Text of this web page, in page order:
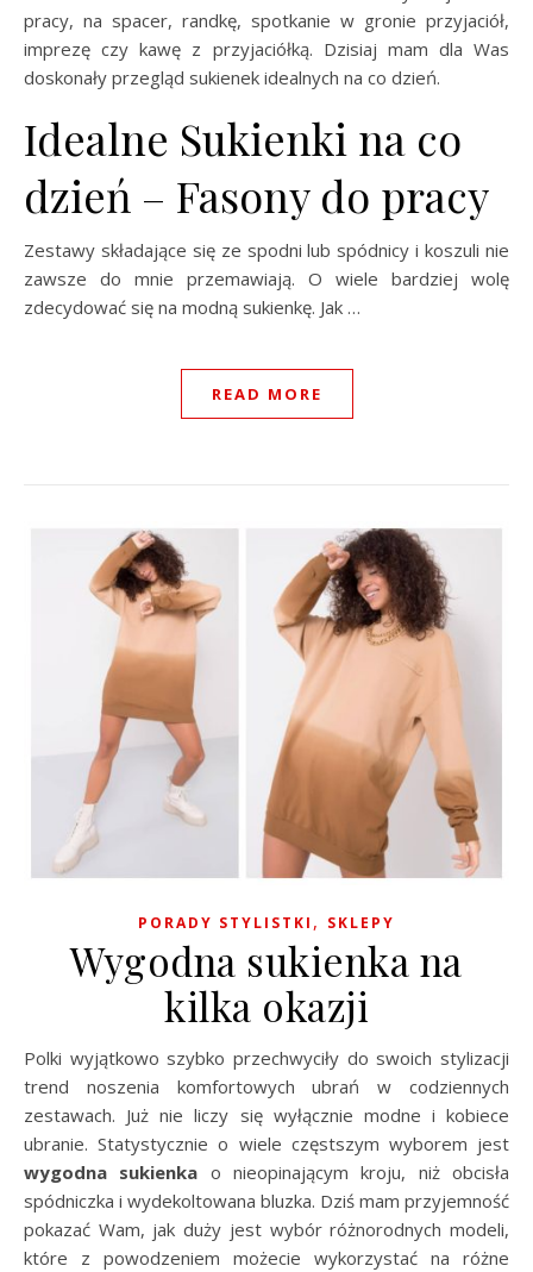
pracy, na spacer, randkę, spotkanie w gronie przyjaciół,
imprezę czy kawę z przyjaciółką. Dzisiaj mam dla Was
doskonały przegląd sukienek idealnych na co dzień.
Idealne Sukienki na co
dzień – Fasony do pracy
Zestawy składające się ze spodni lub spódnicy i koszuli nie
zawsze do mnie przemawiają. O wiele bardziej wolę
zdecydować się na modną sukienkę. Jak …
READ MORE
PORADY STYLISTKI , SKLEPY
Wygodna sukienka na
kilka okazji
Polki wyjątkowo szybko przechwyciły do swoich stylizacji
trend noszenia komfortowych ubrań w codziennych
zestawach. Już nie liczy się wyłącznie modne i kobiece
ubranie. Statystycznie o wiele częstszym wyborem jest
wygodna sukienka o nieopinającym kroju, niż obcisła
spódniczka i wydekoltowana bluzka. Dziś mam przyjemność
pokazać Wam, jak duży jest wybór różnorodnych modeli,
które z powodzeniem możecie wykorzystać na różne